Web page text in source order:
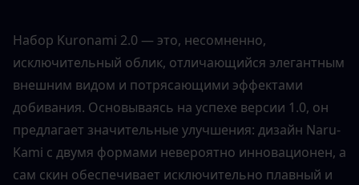
Набор Kuronami 2.0 — это, несомненно,
исключительный облик, отличающийся элегантным
внешним видом и потрясающими эффектами
добивания. Основываясь на успехе версии 1.0, он
предлагает значительные улучшения: дизайн Naru-
Kami с двумя формами невероятно инновационен, а
сам скин обеспечивает исключительно плавный и